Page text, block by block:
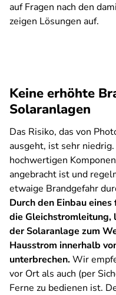
auf Fragen nach den
zeigen Lösungen auf.
Keine erhöhte
Solaranlagen
Das Risiko, das von
ausgeht, ist sehr
hochwertigen
angebracht ist und
etwaige Brandgefahr
Durch den Einbau
die Gleichstromleitung,
der Solaranlage zum
Hausstrom innerhalb
unterbrechen.Wir
vor Ort als auch (per
Ferne zu bedienen ist.